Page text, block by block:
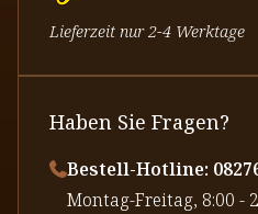
Lieferzeit nur 2-4 Werktage
Haben Sie Fragen?
Bestell-Hotline:
⁠Montag-Freitag, 8:00 -